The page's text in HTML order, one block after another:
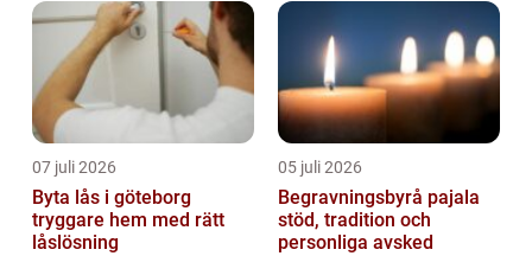
07 juli 2026
Byta lås i göteborg
tryggare hem med rätt
låslösning
05 juli 2026
Begravningsbyrå pajala
stöd, tradition och
personliga avsked